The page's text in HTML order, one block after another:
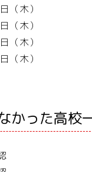
木）
（木）
（木）
（木）
かった高校